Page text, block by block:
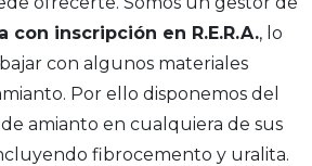
con inscripción en R.E.R.A., lo
con algunos materiales
Por ello disponemos del
amianto en cualquiera de sus
fibrocemento y uralita.